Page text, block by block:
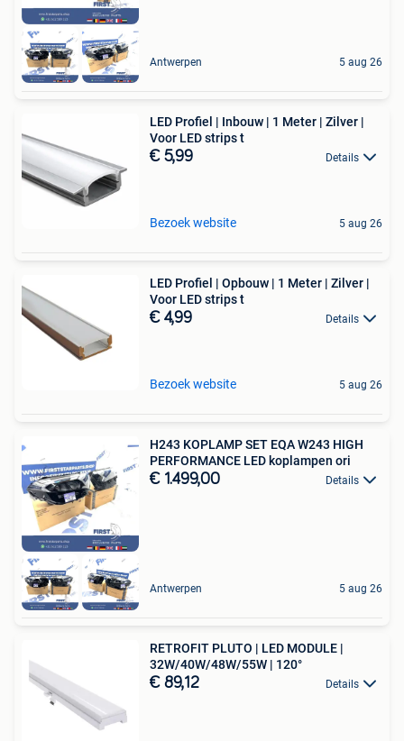
Antwerpen 5 aug 26
LED Profiel | Inbouw | 1 Meter | Zilver |
Voor LED strips t
€ 5,99 Details
Bezoek website 5 aug 26
LED Profiel | Opbouw | 1 Meter | Zilver |
Voor LED strips t
€ 4,99 Details
Bezoek website 5 aug 26
H243 KOPLAMP SET EQA W243 HIGH
PERFORMANCE LED koplampen ori
€ 1.499,00 Details
Antwerpen 5 aug 26
RETROFIT PLUTO | LED MODULE |
32W/40W/48W/55W | 120°
€ 89,12 Details